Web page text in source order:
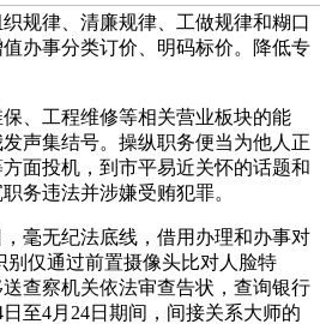
规律、清廉规律、工做规律和糊口
办事分类订价、明码标价。降低专
工程维修等相关营业板块的能
声集结号。操纵职务便当为他人正
面投机，到市平易近关怀的话题和
务违法并涉嫌受贿犯罪。
无纪法底线，借用办理和办事对
别仅通过前置摄像头比对人脸特
查察机关依法审查告状，查询银行
至4月24日期间，间接关系大师的